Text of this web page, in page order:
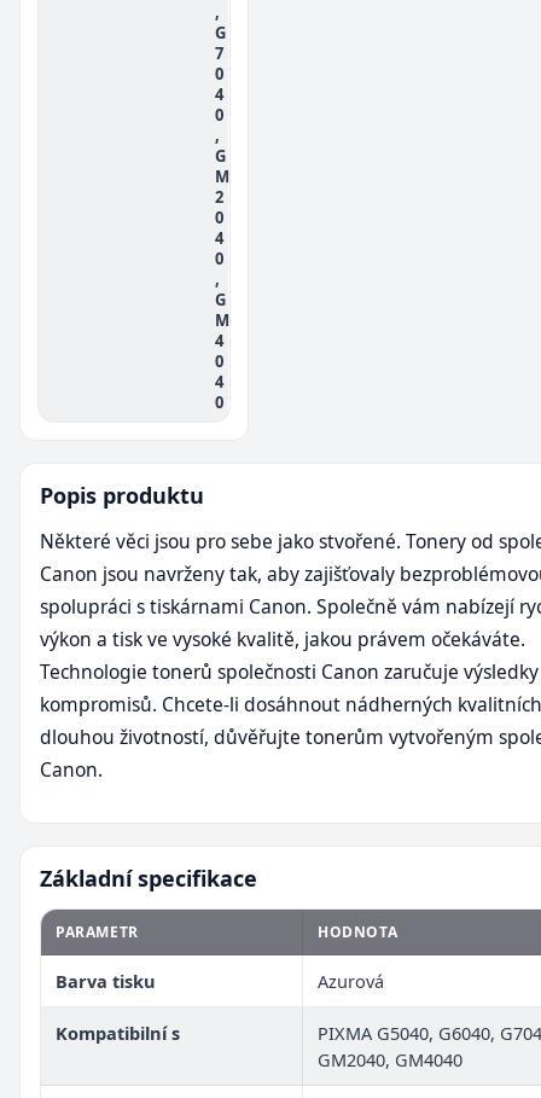
,
G
7
0
4
0
,
G
M
2
0
4
0
,
G
M
4
0
4
0
Popis produktu
Některé věci jsou pro sebe jako stvořené. Tonery od
Canon jsou navrženy tak, aby zajišťovaly
spolupráci s tiskárnami Canon. Společně vám nabízejí
výkon a tisk ve vysoké kvalitě, jakou právem očekáváte.
Technologie tonerů společnosti Canon zaručuje
kompromisů. Chcete-li dosáhnout nádherných
dlouhou životností, důvěřujte tonerům vytvořeným
Canon.
Základní specifikace
PARAMETR HODNOTA
Barva tisku Azurová
Kompatibilní s
PIXMA G5040, G6040,
GM2040, GM4040